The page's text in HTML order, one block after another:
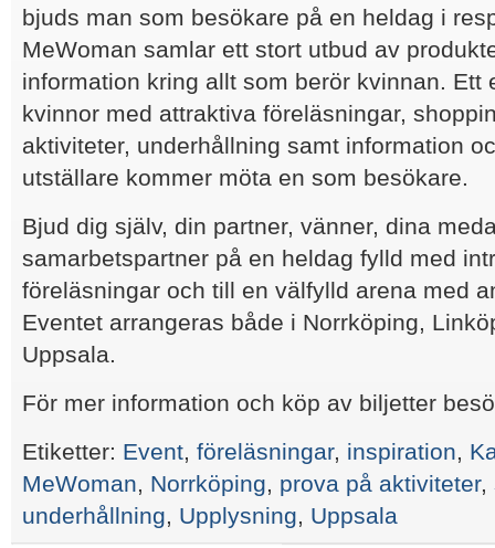
bjuds man som besökare på en heldag i
MeWoman samlar ett stort utbud av
information kring allt som berör kvinnan. Ett
kvinnor med attraktiva föreläsningar,
aktiviteter, underhållning samt information
utställare kommer möta en som besökare.
Bjud dig själv, din partner, vänner, dina
samarbetspartner på en heldag fylld med
föreläsningar och till en välfylld arena med
Eventet arrangeras både i Norrköping,
Uppsala.
För mer information och köp av biljetter
Etiketter: Event, föreläsningar, inspiration,
MeWoman, Norrköping, prova på aktiviteter,
underhållning, Upplysning, Uppsala